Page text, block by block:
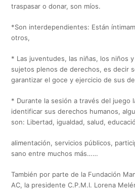
traspasar o donar, son míos.
*Son interdependientes: Están
otros,
* Las juventudes, las niñas, los niños
sujetos plenos de derechos, es decir
garantizar el goce y ejercicio de sus
* Durante la sesión a través del juego
identificar sus derechos humanos,
son: Libertad, igualdad, salud,
alimentación, servicios públicos,
sano entre muchos más……
También por parte de la Fundación
AC, la presidente C.P.M.I. Lorena